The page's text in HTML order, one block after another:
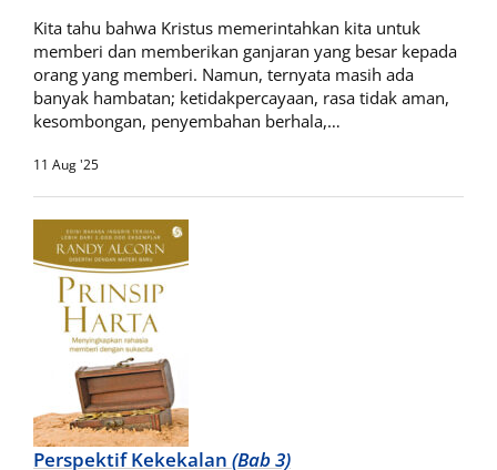
Kita tahu bahwa Kristus memerintahkan kita untuk
memberi dan memberikan ganjaran yang besar kepada
orang yang memberi. Namun, ternyata masih ada
banyak hambatan; ketidakpercayaan, rasa tidak aman,
kesombongan, penyembahan berhala,…
11 Aug '25
Perspektif Kekekalan (Bab 3)